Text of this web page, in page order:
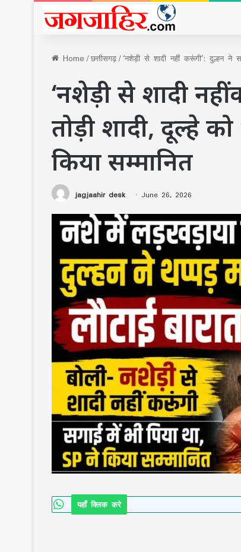
Home/छत्तीसगढ़/‘नशेड़ी से शादी नहीं करूंगी’: दुल्हन
‘नशेड़ी से शादी
तोड़ी शादी, दूल्हे
किया सम्मानित
jagjaahir desk June 26, 2026
यहाँ क्लिक करे